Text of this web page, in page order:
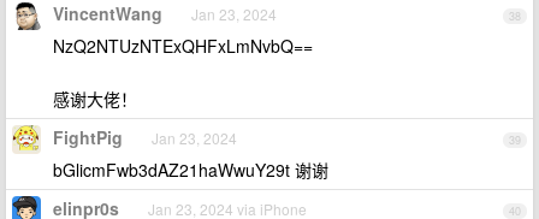
38
VincentWang Jan 23, 2024
NzQ2NTUzNTExQHFxLmNvbQ==
感谢大佬！
39
FightPig Jan 23, 2024
bGlicmFwb3dAZ21haWwuY29t 谢谢
40
elinpr0s Jan 23, 2024 via iPhone